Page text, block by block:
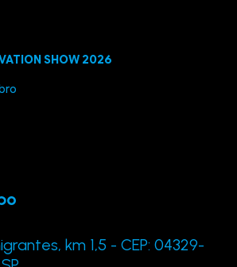
SHOW 2026
km 1,5 - CEP: 04329-